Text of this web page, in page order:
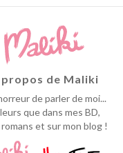
propos de Maliki
de parler de moi...
que dans mes BD,
et sur mon blog !